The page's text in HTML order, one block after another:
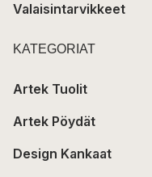
Valaisintarvikkeet
KATEGORIAT
Artek Tuolit
Artek Pöydät
Design Kankaat